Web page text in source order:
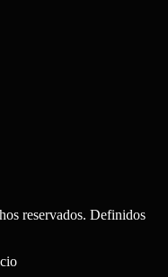
reservados. Definidos